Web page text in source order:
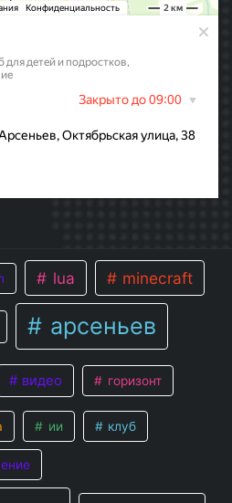
lua minecraft
арсеньев
видео горизонт
ии клуб